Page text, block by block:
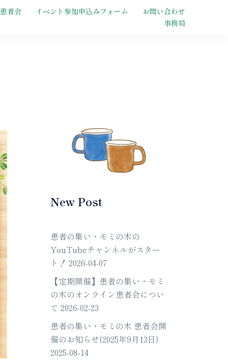
者会 イベント参加申込みフォーム
お問い合わせ
事務局
New Post
患者の集い・モミの木の
YouTubeチャンネルがスター
ト！ 2026-04-07
【定期開催】患者の集い・モミ
の木のオンライン患者会につい
て 2026-02-23
患者の集い・モミの木 患者会開
催のお知らせ(2025年9月13日)
2025-08-14